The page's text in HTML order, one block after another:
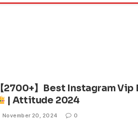
【2700+】Best Instagram Vip
| Attitude 2024
November 20, 2024 0